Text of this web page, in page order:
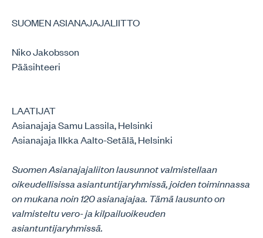
SUOMEN ASIANAJAJALIITTO
Niko Jakobsson
Pääsihteeri
LAATIJAT
Asianajaja Samu Lassila, Helsinki
Asianajaja Ilkka Aalto-Setälä, Helsinki
Suomen Asianajajaliiton lausunnot valmistellaan
oikeudellisissa asiantuntijaryhmissä, joiden toiminnassa
on mukana noin 120 asianajajaa. Tämä lausunto on
valmisteltu vero- ja kilpailuoikeuden
asiantuntijaryhmissä.